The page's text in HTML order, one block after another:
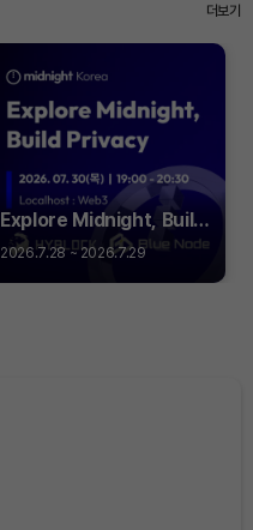
더보기
Explore Midnight, Build
Privacy
2026.7.28 ~ 2026.7.29